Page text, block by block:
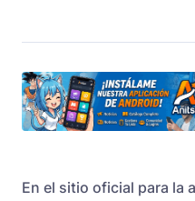
En el sitio oficial para la